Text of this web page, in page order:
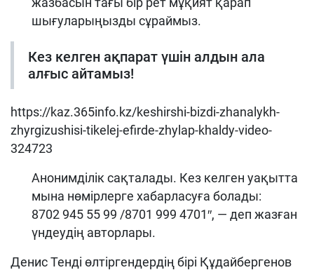
шығуларыңызды сұраймыз.
Кез келген ақпарат үшін алдын ала
алғыс айтамыз!
https://kaz.365info.kz/keshirshi-bizdi-zhanalykh-
zhyrgizushisi-tikelej-efirde-zhylap-khaldy-video-
324723
Анонимділік сақталады. Кез келген уақытта
мына нөмірлерге хабарласуға болады:
8702 945 55 99 /8701 999 4701″, — деп жазған
үндеудің авторлары.
Денис Тенді өлтіргендердің бірі Құдайбергенов